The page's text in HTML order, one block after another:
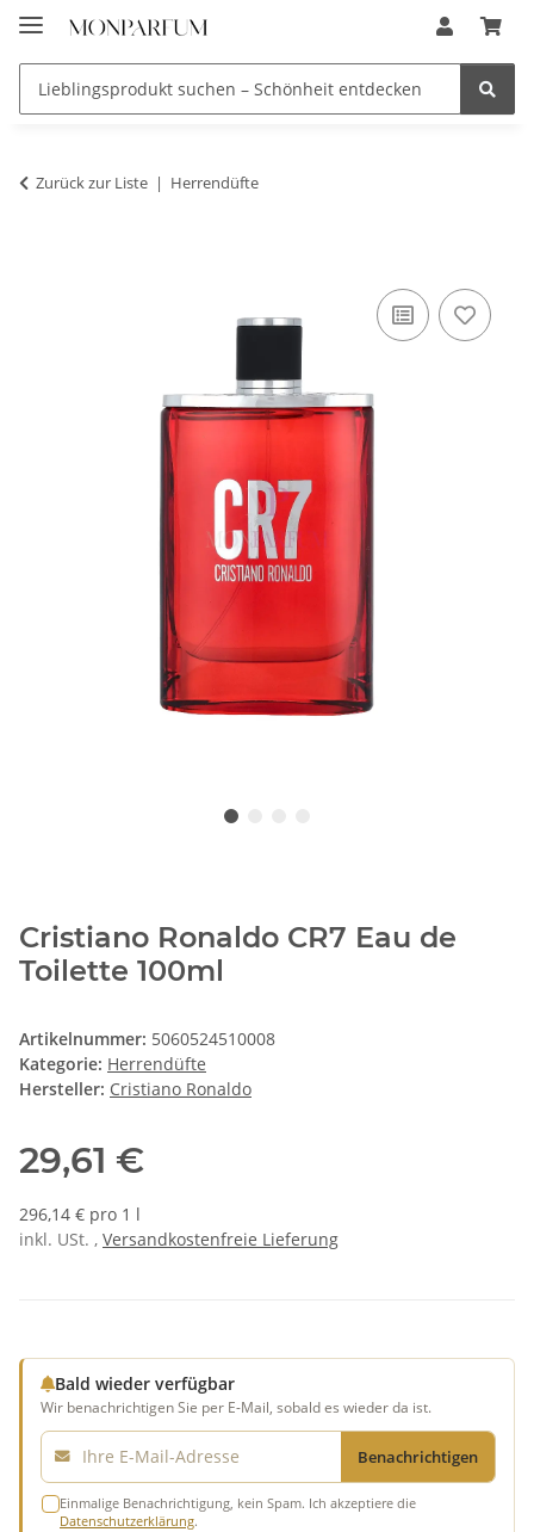
Zurück zur Liste Herrendüfte
Cristiano Ronaldo CR7 Eau de
Toilette 100ml
Artikelnummer: 5060524510008
Kategorie: Herrendüfte
Hersteller: Cristiano Ronaldo
29,61 €
296,14 € pro 1 l
inkl. USt. , Versandkostenfreie Lieferung
Bald wieder verfügbar
Wir benachrichtigen Sie per E-Mail, sobald es wieder da ist.
E-Mail
Benachrichtigen
Einmalige Benachrichtigung, kein Spam. Ich akzeptiere die
Datenschutzerklärung.